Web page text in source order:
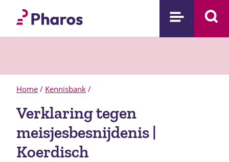
Home / Kennisbank /
Verklaring tegen
meisjesbesnijdenis |
Koerdisch